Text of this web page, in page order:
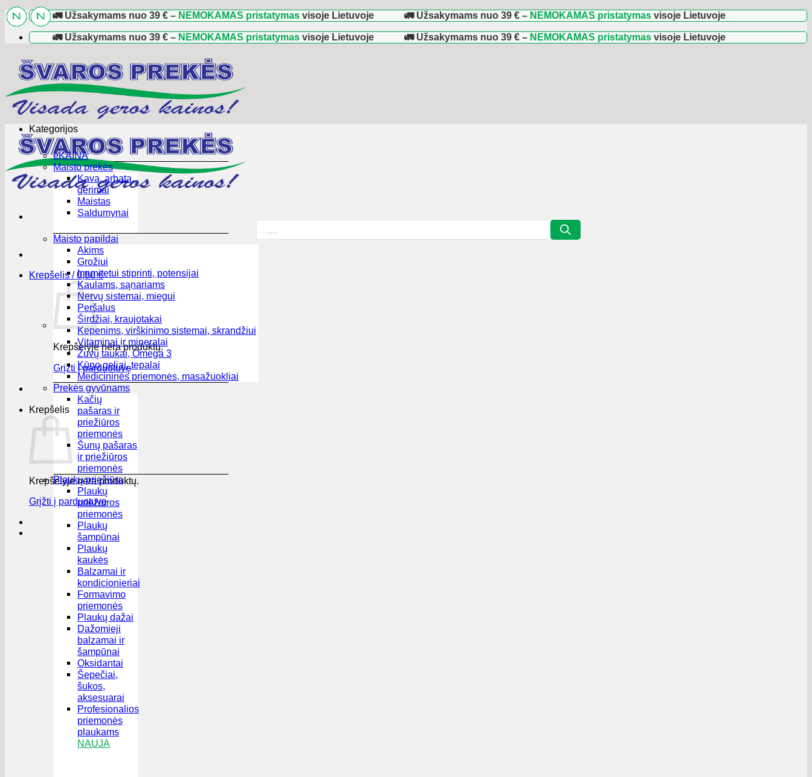
Skip
to
content
🚛 Užsakymams nuo39 €–NEMOKAMAS pristatymasvisoje Lietuvoje 🚛 Užsakymams nuo39 €–NEMOKAMAS pristatymasvisoje Lietuvoje 🚛 Užsakymams
🚛 Užsakymams nuo39 €–NEMOKAMAS pristatymasvisoje Lietuvoje 🚛 Užsakymams nuo39 €–NEMOKAMAS pristatymasvisoje Lietuvoje 🚛 Užsakymams
Products
search
Krepšelis /0,00€
Krepšelyje nėra produktų.
Grįžti į parduotuvę
Krepšelis
Krepšelyje nėra produktų.
Grįžti į parduotuvę
Kategorijos
eKAINA
Maisto prekės
Kava, arbata,
gėrimai
Maistas
Saldumynai
Maisto papildai
Akims
Grožiui
Imunitetui stiprinti, potensijai
Kaulams, sąnariams
Nervų sistemai, miegui
Peršalus
Širdžiai, kraujotakai
Kepenims, virškinimo sistemai, skrandžiui
Vitaminai ir mineralai
Žuvų taukai, Omega 3
Kūno geliai, tepalai
Medicininės priemonės, masažuokliai
Prekės gyvūnams
Kačių
pašaras ir
priežiūros
priemonės
Šunų pašaras
ir priežiūros
priemonės
Plaukų priežiūra
Plaukų
priežiūros
priemonės
Plaukų
šampūnai
Plaukų
kaukės
Balzamai ir
kondicionieriai
Formavimo
priemonės
Plaukų dažai
Dažomieji
balzamai ir
šampūnai
Oksidantai
Šepečiai,
šukos,
aksesuarai
Profesionalios
priemonės
plaukams
NAUJA